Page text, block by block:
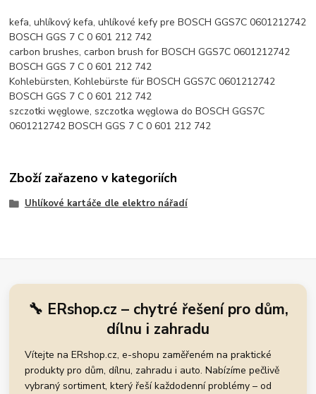
kefa, uhlíkový kefa, uhlíkové kefy pre BOSCH GGS7C 0601212742
BOSCH GGS 7 C 0 601 212 742
carbon brushes, carbon brush for BOSCH GGS7C 0601212742
BOSCH GGS 7 C 0 601 212 742
Kohlebürsten, Kohlebürste für BOSCH GGS7C 0601212742
BOSCH GGS 7 C 0 601 212 742
szczotki węglowe, szczotka węglowa do BOSCH GGS7C
0601212742 BOSCH GGS 7 C 0 601 212 742
Zboží zařazeno v kategoriích
Uhlíkové kartáče dle elektro nářadí
🔧 ERshop.cz – chytré řešení pro dům,
dílnu i zahradu
Vítejte na ERshop.cz, e-shopu zaměřeném na praktické
produkty pro dům, dílnu, zahradu i auto. Nabízíme pečlivě
vybraný sortiment, který řeší každodenní problémy – od